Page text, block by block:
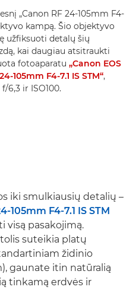
„Canon RF 24-105mm F4-
kampą. Šio objektyvo
užfiksuoti detalų šių
kai daugiau atsitraukti
fotoaparatu „Canon EOS
105mm F4-7.1 IS STM“,
6,3 ir ISO100.
iki smulkiausių detalių –
105mm F4-7.1 IS STM
visą pasakojimą.
suteikia platų
židinio
gaunate itin natūralią
tinkamą erdvės ir